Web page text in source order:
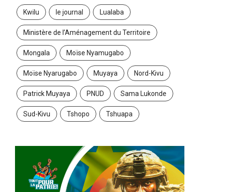
Kwilu le journal Lualaba
Ministère de l’Aménagement du Territoire
Mongala Moïse Nyamugabo
Moïse Nyarugabo Muyaya Nord-Kivu
Patrick Muyaya PNUD Sama Lukonde
Sud-Kivu Tshopo Tshuapa